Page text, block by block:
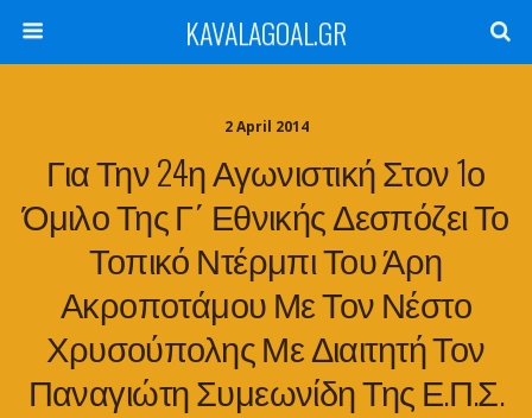
KAVALAGOAL.GR
2 April 2014
Για Την 24η Αγωνιστική Στον 1ο
Όμιλο Της Γ΄ Εθνικής Δεσπόζει Το
Τοπικό Ντέρμπι Του Άρη
Ακροποτάμου Με Τον Νέστο
Χρυσούπολης Με Διαιτητή Τον
Παναγιώτη Συμεωνίδη Της Ε.Π.Σ.